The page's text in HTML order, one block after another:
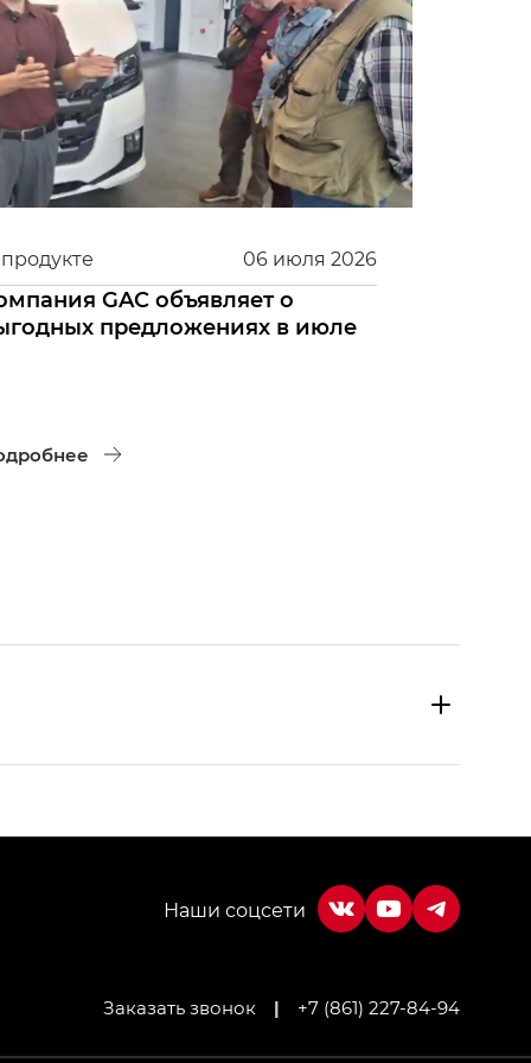
06 июля 2026
GAC объявляет о
предложениях в июле
Заказать звонок | +7 (861) 227-84-94